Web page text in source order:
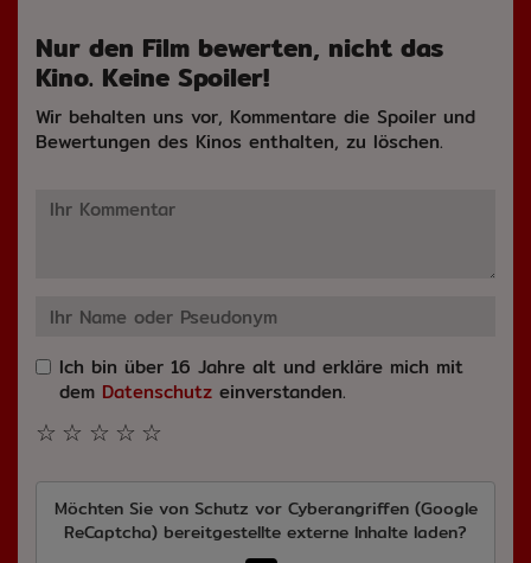
Nur den Film bewerten, nicht das
Kino. Keine Spoiler!
Wir behalten uns vor, Kommentare die Spoiler und
Bewertungen des Kinos enthalten, zu löschen.
Ich bin über 16 Jahre alt und erkläre mich mit
dem Datenschutz einverstanden.
☆
☆
☆
☆
☆
Möchten Sie von Schutz vor Cyberangriffen (Google
ReCaptcha) bereitgestellte externe Inhalte laden?